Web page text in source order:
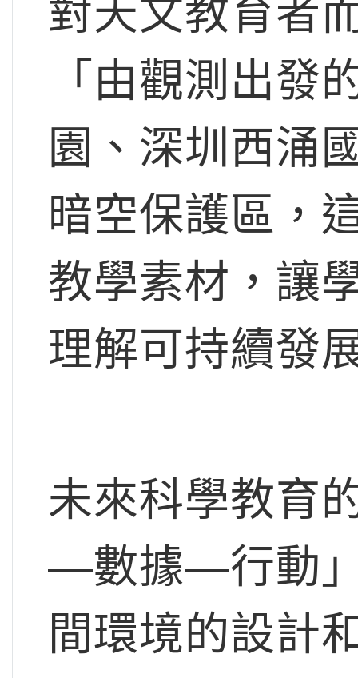
對天文教育者
「由觀測出發
園、深圳西涌
暗空保護區，
教學素材，讓
理解可持續發
未來科學教育
—數據—行動」
間環境的設計